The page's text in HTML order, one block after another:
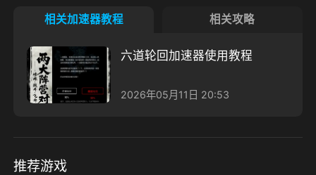
相关加速器教程 相关攻略
六道轮回加速器使用教程
2026年05月11日 20:53
推荐游戏